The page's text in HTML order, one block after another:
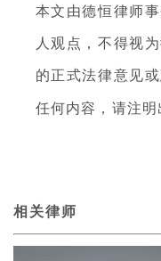
本文由德恒律师
人观点，不得视
的正式法律意见
任何内容，请注明
相关律师